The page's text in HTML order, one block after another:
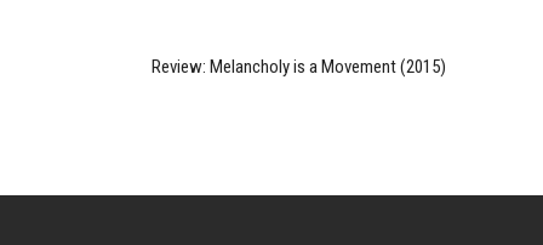
Review: Melancholy is a Movement (2015)